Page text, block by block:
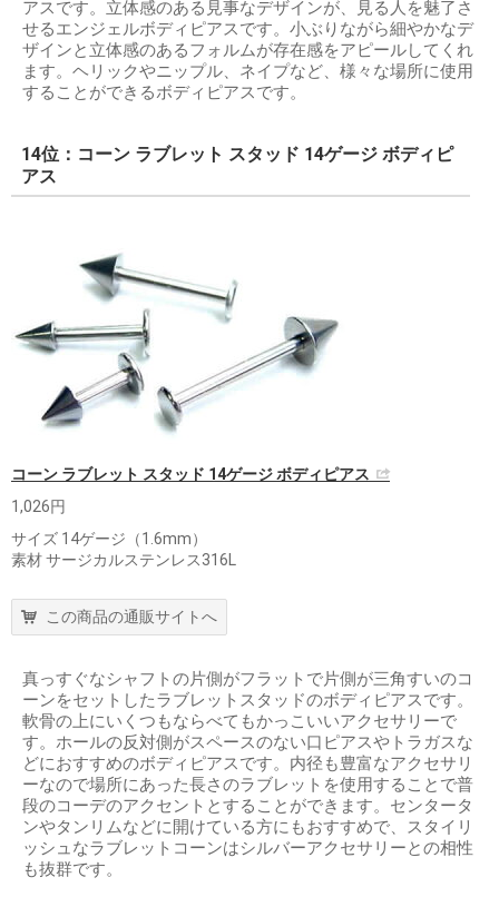
アスです。立体感のある見事なデザインが、見る人を魅了さ
せるエンジェルボディピアスです。小ぶりながら細やかなデ
ザインと立体感のあるフォルムが存在感をアピールしてくれ
ます。ヘリックやニップル、ネイプなど、様々な場所に使用
することができるボディピアスです。
14位：コーン ラブレット スタッド 14ゲージ ボディピ
アス
コーン ラブレット スタッド 14ゲージ ボディピアス
1,026円
サイズ 14ゲージ（1.6mm）
素材 サージカルステンレス316L
この商品の通販サイトへ
真っすぐなシャフトの片側がフラットで片側が三角すいのコ
ーンをセットしたラブレットスタッドのボディピアスです。
軟骨の上にいくつもならべてもかっこいいアクセサリーで
す。ホールの反対側がスペースのない口ピアスやトラガスな
どにおすすめのボディピアスです。内径も豊富なアクセサリ
ーなので場所にあった長さのラブレットを使用することで普
段のコーデのアクセントとすることができます。センタータ
ンやタンリムなどに開けている方にもおすすめで、スタイリ
ッシュなラブレットコーンはシルバーアクセサリーとの相性
も抜群です。